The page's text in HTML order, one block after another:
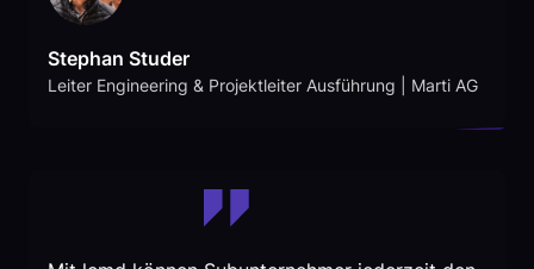
Stephan Studer
Leiter Engineering & Projektleiter Ausführung | Marti AG